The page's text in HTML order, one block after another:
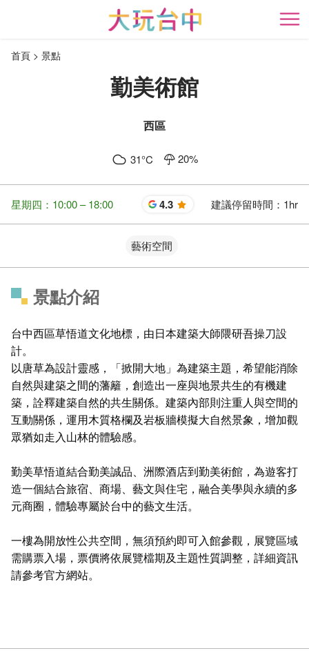
開
首頁 景點
勤美術館
西區
31°C 20%
星期四：10:00 – 18:00 4.3 星 建議停留時間： 1hr
藝術空間
景點介紹
台中西區草悟道文化地標，由日本建築大師隈研吾操刀設
計。
以唐草為設計靈感，「掀開大地」為建築主題，希望能消除
自然與建築之間的藩籬，創造出一座與地景共生的有機建
築，詮釋建築自然的共生關係。建築內部則注重人與空間的
互動關係，運用木質格欄及岩板牆模擬大自然景象，增加觀
眾猶如走入山林的體驗感。
勤美草悟道結合勤美誠品、洲際酒店到勤美術館，為遊客打
造一個結合旅宿、商場、藝文與住宅，融合美學與永續的多
元商圈，體驗專屬於台中的藝文生活。
一樓為開放性公共空間，無須預約即可入館參觀，展覽區域
需購票入場，票價將依展覽檔期及主題性質調整，詳細資訊
請參考官方網站。